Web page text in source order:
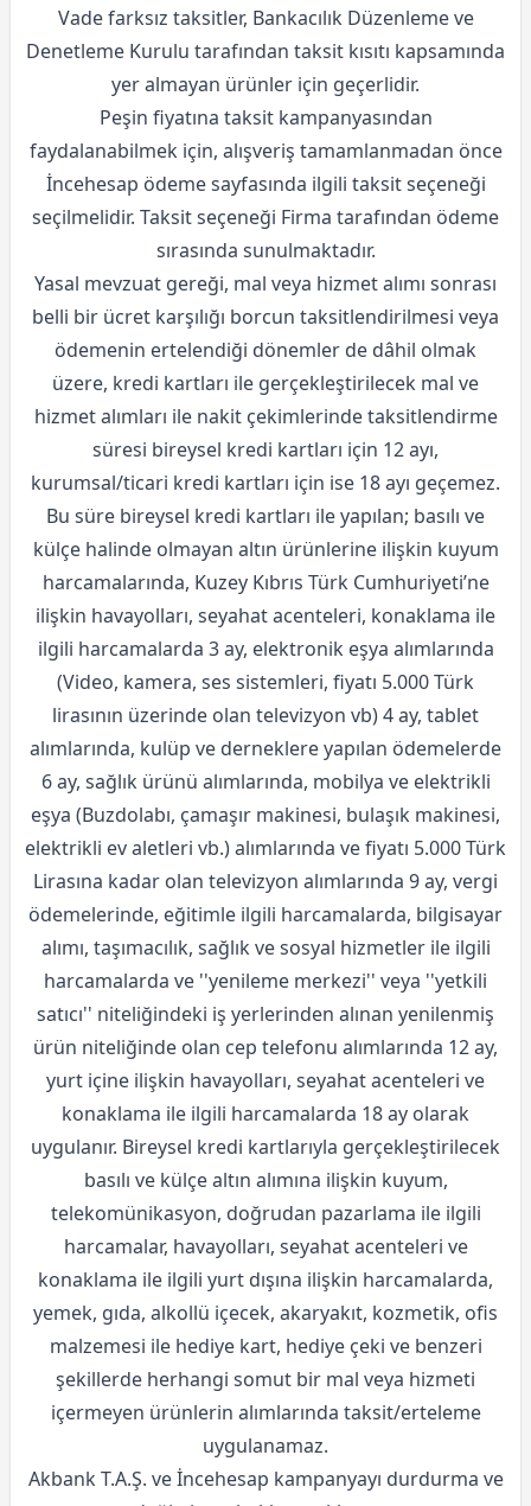
Vade farksız taksitler, Bankacılık Düzenleme ve
Denetleme Kurulu tarafından taksit kısıtı kapsamında
yer almayan ürünler için geçerlidir.
Peşin fiyatına taksit kampanyasından
faydalanabilmek için, alışveriş tamamlanmadan önce
İncehesap ödeme sayfasında ilgili taksit seçeneği
seçilmelidir. Taksit seçeneği Firma tarafından ödeme
sırasında sunulmaktadır.
Yasal mevzuat gereği, mal veya hizmet alımı sonrası
belli bir ücret karşılığı borcun taksitlendirilmesi veya
ödemenin ertelendiği dönemler de dâhil olmak
üzere, kredi kartları ile gerçekleştirilecek mal ve
hizmet alımları ile nakit çekimlerinde taksitlendirme
süresi bireysel kredi kartları için 12 ayı,
kurumsal/ticari kredi kartları için ise 18 ayı geçemez.
Bu süre bireysel kredi kartları ile yapılan; basılı ve
külçe halinde olmayan altın ürünlerine ilişkin kuyum
harcamalarında, Kuzey Kıbrıs Türk Cumhuriyeti’ne
ilişkin havayolları, seyahat acenteleri, konaklama ile
ilgili harcamalarda 3 ay, elektronik eşya alımlarında
(Video, kamera, ses sistemleri, fiyatı 5.000 Türk
lirasının üzerinde olan televizyon vb) 4 ay, tablet
alımlarında, kulüp ve derneklere yapılan ödemelerde
6 ay, sağlık ürünü alımlarında, mobilya ve elektrikli
eşya (Buzdolabı, çamaşır makinesi, bulaşık makinesi,
elektrikli ev aletleri vb.) alımlarında ve fiyatı 5.000 Türk
Lirasına kadar olan televizyon alımlarında 9 ay, vergi
ödemelerinde, eğitimle ilgili harcamalarda, bilgisayar
alımı, taşımacılık, sağlık ve sosyal hizmetler ile ilgili
harcamalarda ve ''yenileme merkezi'' veya ''yetkili
satıcı'' niteliğindeki iş yerlerinden alınan yenilenmiş
ürün niteliğinde olan cep telefonu alımlarında 12 ay,
yurt içine ilişkin havayolları, seyahat acenteleri ve
konaklama ile ilgili harcamalarda 18 ay olarak
uygulanır. Bireysel kredi kartlarıyla gerçekleştirilecek
basılı ve külçe altın alımına ilişkin kuyum,
telekomünikasyon, doğrudan pazarlama ile ilgili
harcamalar, havayolları, seyahat acenteleri ve
konaklama ile ilgili yurt dışına ilişkin harcamalarda,
yemek, gıda, alkollü içecek, akaryakıt, kozmetik, ofis
malzemesi ile hediye kart, hediye çeki ve benzeri
şekillerde herhangi somut bir mal veya hizmeti
içermeyen ürünlerin alımlarında taksit/erteleme
uygulanamaz.
Akbank T.A.Ş. ve İncehesap kampanyayı durdurma ve